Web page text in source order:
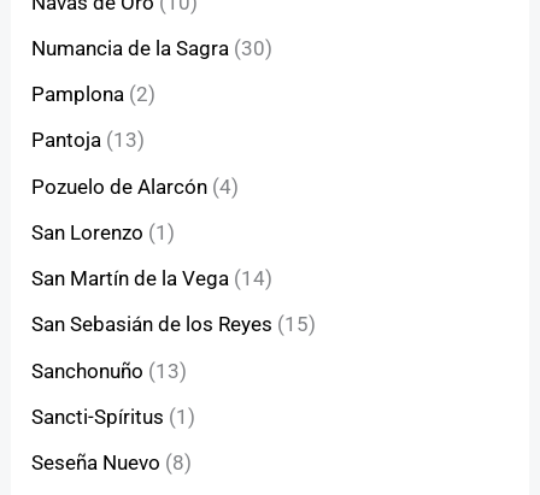
Numancia de la Sagra (30)
Pamplona (2)
Pantoja (13)
Pozuelo de Alarcón (4)
San Lorenzo (1)
San Martín de la Vega (14)
San Sebasián de los Reyes (15)
Sanchonuño (13)
Sancti-Spíritus (1)
Seseña Nuevo (8)